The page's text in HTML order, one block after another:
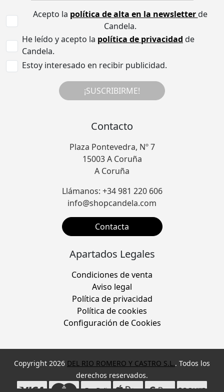
Acepto la política de alta en la newsletterde
Candela.
He leído y acepto la política de privacidad de
Candela.
Estoy interesado en recibir publicidad.
¡SUSCRIBIRME!
Contacto
Plaza Pontevedra, Nº 7
15003 A Coruña
A Coruña
Llámanos: +34 981 220 606
info@shopcandela.com
Contacta
Apartados Legales
Condiciones de venta
Aviso legal
Política de privacidad
Política de cookies
Configuración de Cookies
Copyright 2026 DEL RIO ROMERO Y CASTRO S.L.. Todos los
derechos reservados.